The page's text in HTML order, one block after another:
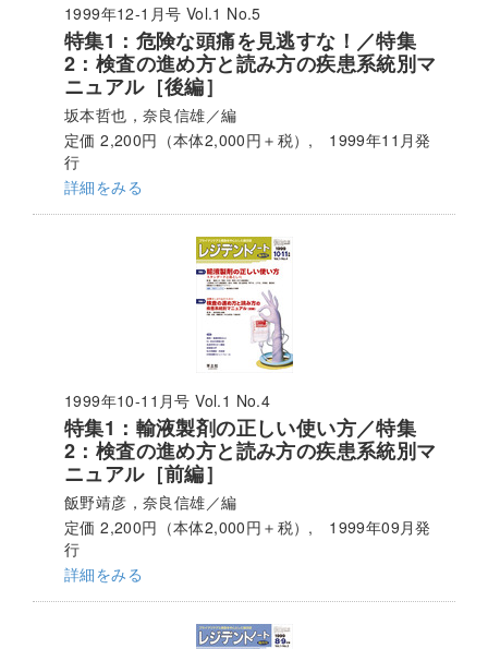
1999年12-1月号 Vol.1 No.5
特集1：危険な頭痛を見逃すな！／特集
2：検査の進め方と読み方の疾患系統別マ
ニュアル［後編］
坂本哲也，奈良信雄／編
定価 2,200円（本体2,000円＋税）, 1999年11月発
行
詳細をみる
1999年10-11月号 Vol.1 No.4
特集1：輸液製剤の正しい使い方／特集
2：検査の進め方と読み方の疾患系統別マ
ニュアル［前編］
飯野靖彦，奈良信雄／編
定価 2,200円（本体2,000円＋税）, 1999年09月発
行
詳細をみる